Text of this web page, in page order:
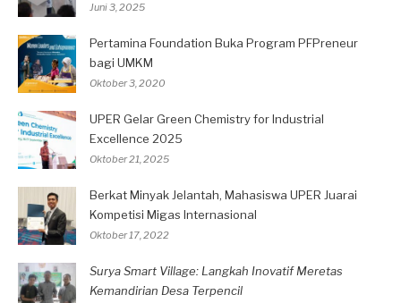
Juni 3, 2025
Pertamina Foundation Buka Program PFPreneur
bagi UMKM
Oktober 3, 2020
UPER Gelar Green Chemistry for Industrial
Excellence 2025
Oktober 21, 2025
Berkat Minyak Jelantah, Mahasiswa UPER Juarai
Kompetisi Migas Internasional
Oktober 17, 2022
Surya Smart Village: Langkah Inovatif Meretas
Kemandirian Desa Terpencil